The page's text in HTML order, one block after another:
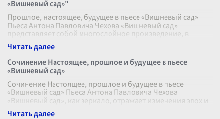
«Вишневый сад»"
Прошлое, настоящее, будущее в пьесе «Вишневый сад»
Пьеса Антона Павловича Чехова «Вишневый сад»
представляет собой многослойное произведение, в
котором тесно переплетаются темы вр
Сочинение Настоящее, прошлое и будущее в пьесе
«Вишневый сад»
Сочинение Настоящее, прошлое и будущее в пьесе
«Вишневый сад» Пьеса Антона Павловича Чехова
«Вишневый сад», как зеркало, отражает изменения эпох и
переходные моменты в жизни персо